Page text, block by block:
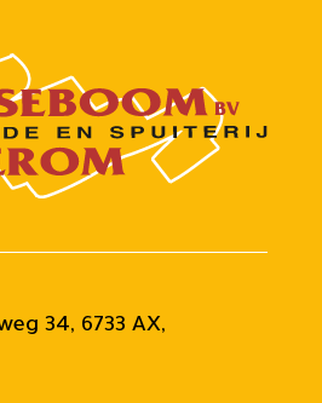
34, 6733 AX,